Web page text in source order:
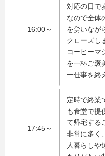
16:00～
対応の日で
なので全体
を労いなが
クローズし
コーヒーマ
を一杯ご褒
一仕事を終
17:45～
定時で終業
も食堂で提
て帰宅する
非常に多く
人暮らしや